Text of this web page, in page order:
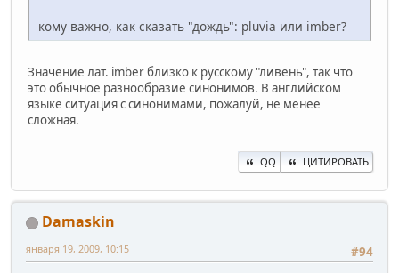
кому важно, как сказать "дождь": pluvia или imber?
Значение лат. imber близко к русскому "ливень", так что
это обычное разнообразие синонимов. В английском
языке ситуация с синонимами, пожалуй, не менее
сложная.
QQ ЦИТИРОВАТЬ
Damaskin
#94
января 19, 2009, 10:15